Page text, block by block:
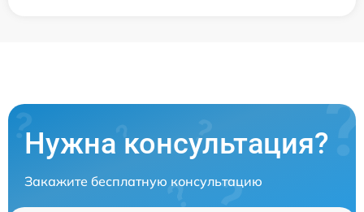
Нужна консультация?
Закажите бесплатную консультацию